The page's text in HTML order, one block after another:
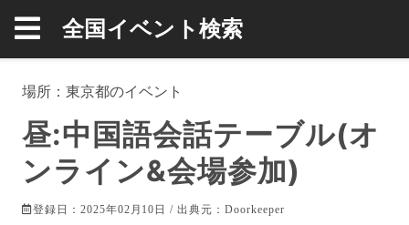
全国イベント検索
場所： 東京都のイベント
昼:中国語会話テーブル(オ
ンライン&会場参加)
登録日：2025年02月10日 / 出典元：Doorkeeper